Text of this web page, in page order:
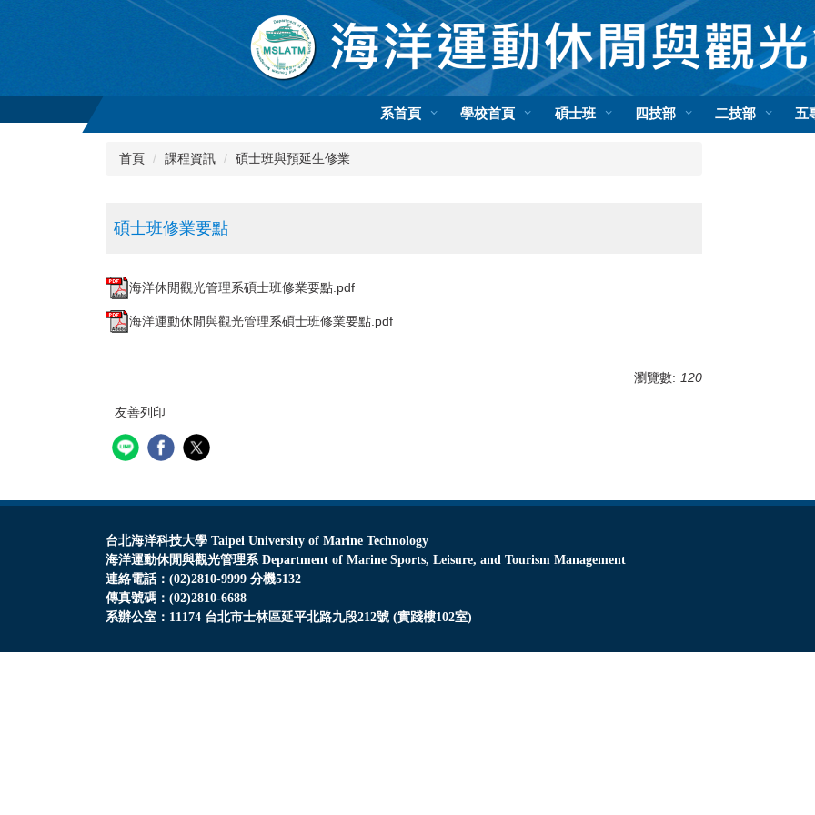
區
系首頁 學校首頁 碩士班 四技部 二技部 五
首頁 課程資訊 碩士班與預延生修業
碩士班修業要點
海洋休閒觀光管理系碩士班修業要點.pdf
海洋運動休閒與觀光管理系碩士班修業要點.pdf
瀏覽數: 120
友善列印
台北海洋科技大學 Taipei University of Marine Technology
海洋運動休閒與觀光管理系 Department of Marine Sports, Leisure, and Tourism Management
連絡電話：(02)2810-9999 分機5132
傳真號碼：(02)2810-6688
系辦公室：11174 台北市士林區延平北路九段212號 (實踐樓102室)